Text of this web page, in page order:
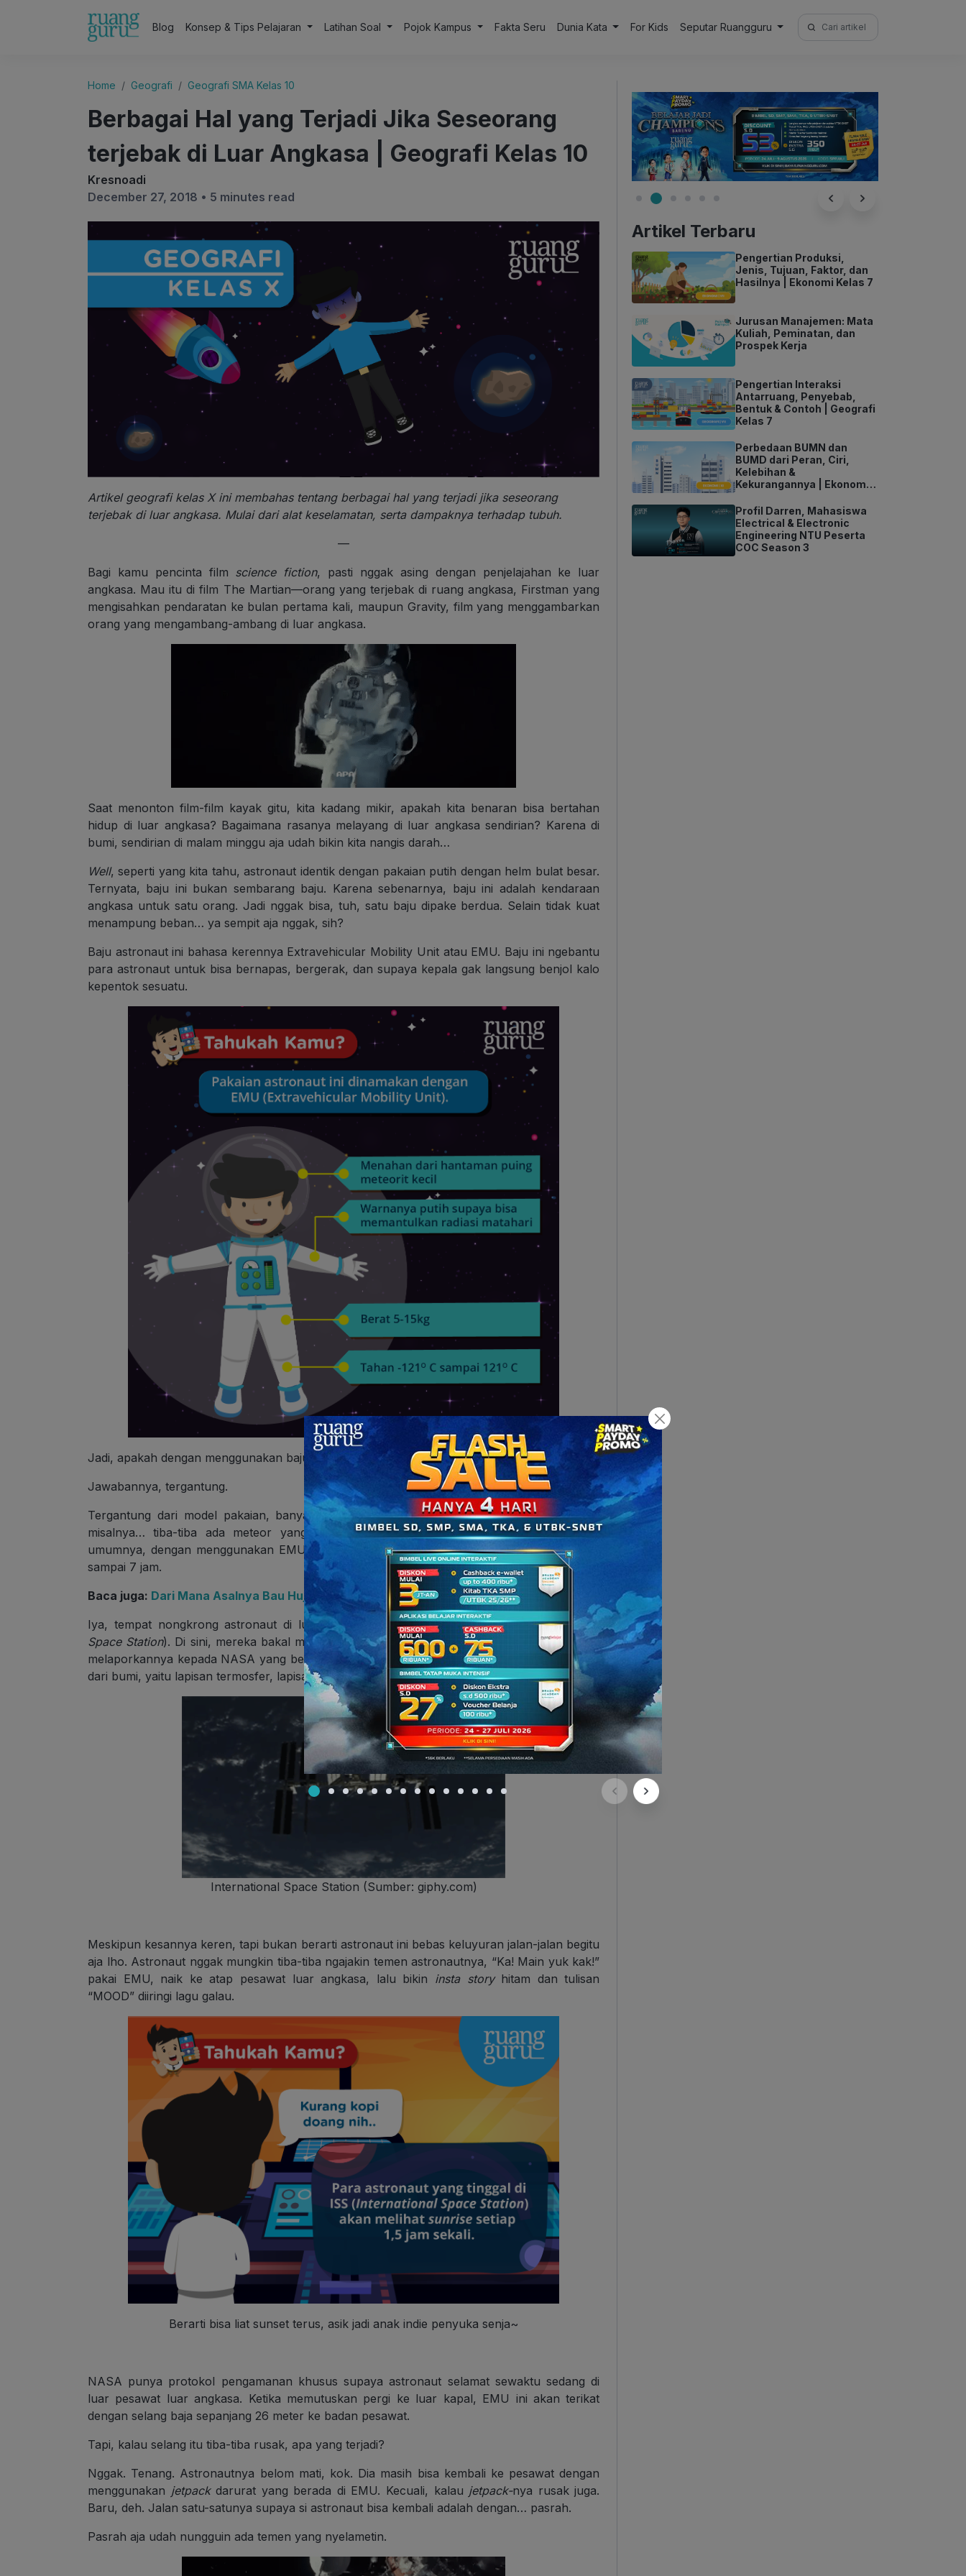
Blog Konsep & Tips Pelajaran Latihan Soal Pojok Kampus Fakta Seru Dunia Kata For Kids Seputar Ruangguru
Search
for:
Home Geografi Geografi SMA Kelas 10
Berbagai Hal yang Terjadi Jika Seseorang
terjebak di Luar Angkasa | Geografi Kelas 10
Kresnoadi
December 27, 2018 • 5 minutes read
Artikel geografi kelas X ini membahas tentang berbagai hal yang terjadi jika seseorang
terjebak di luar angkasa. Mulai dari alat keselamatan, serta dampaknya terhadap tubuh.
—
Bagi kamu pencinta film science fiction, pasti nggak asing dengan penjelajahan ke luar
angkasa. Mau itu di film The Martian—orang yang terjebak di ruang angkasa, Firstman yang
mengisahkan pendaratan ke bulan pertama kali, maupun Gravity, film yang menggambarkan
orang yang mengambang-ambang di luar angkasa.
Saat menonton film-film kayak gitu, kita kadang mikir, apakah kita benaran bisa bertahan
hidup di luar angkasa? Bagaimana rasanya melayang di luar angkasa sendirian? Karena di
bumi, sendirian di malam minggu aja udah bikin kita nangis darah…
Well, seperti yang kita tahu, astronaut identik dengan pakaian putih dengan helm bulat besar.
Ternyata, baju ini bukan sembarang baju. Karena sebenarnya, baju ini adalah kendaraan
angkasa untuk satu orang. Jadi nggak bisa, tuh, satu baju dipake berdua. Selain tidak kuat
menampung beban… ya sempit aja nggak, sih?
Baju astronaut ini bahasa kerennya Extravehicular Mobility Unit atau EMU. Baju ini ngebantu
para astronaut untuk bisa bernapas, bergerak, dan supaya kepala gak langsung benjol kalo
kepentok sesuatu.
Jadi, apakah dengan menggunakan baju ini akan membuat kita bisa hidup di luar angkasa?
Jawabannya, tergantung.
Tergantung dari model pakaian, banyaknya oksigen yang dibawa, dan hal-hal lain kayak
misalnya… tiba-tiba ada meteor yang nabrak begitu aja. Apabila kondisi baik-baik aja,
umumnya, dengan menggunakan EMU, astronaut bisa bertahan di luar kapal luar angkasa
sampai 7 jam.
Baca juga: Dari Mana Asalnya Bau Hujan?
Iya, tempat nongkrong astronaut di luar angkasa biasa disebut dengan ISS (International
Space Station). Di sini, mereka bakal mengontrol segala hal yang terjadi di luar angkasa dan
melaporkannya kepada NASA yang berada di bumi. ISS ini berada di ketinggian 300-400 km
dari bumi, yaitu lapisan termosfer, lapisan yang sama denganterbentuknya aurora.
International Space Station (Sumber: giphy.com)
Meskipun kesannya keren, tapi bukan berarti astronaut ini bebas keluyuran jalan-jalan begitu
aja lho. Astronaut nggak mungkin tiba-tiba ngajakin temen astronautnya, “Ka! Main yuk kak!”
pakai EMU, naik ke atap pesawat luar angkasa, lalu bikin insta storyhitam dan tulisan
“MOOD” diiringi lagu galau.
Berarti bisa liat sunset terus, asik jadi anak indie penyuka senja~
NASA punya protokol pengamanan khusus supaya astronaut selamat sewaktu sedang di
luar pesawat luar angkasa. Ketika memutuskan pergi ke luar kapal, EMU ini akan terikat
dengan selang baja sepanjang 26 meter ke badan pesawat.
Tapi, kalau selang itu tiba-tiba rusak, apa yang terjadi?
Nggak. Tenang. Astronautnya belom mati, kok. Dia masih bisa kembali ke pesawat dengan
menggunakan jetpackdarurat yang berada di EMU. Kecuali, kalau jetpack-nya rusak juga.
Baru, deh. Jalan satu-satunya supaya si astronaut bisa kembali adalah dengan… pasrah.
Pasrah aja udah nungguin ada temen yang nyelametin.
Artikel Terbaru
Pengertian Produksi,
Jenis, Tujuan, Faktor, dan
Hasilnya | Ekonomi Kelas 7
Jurusan Manajemen: Mata
Kuliah, Peminatan, dan
Prospek Kerja
Pengertian Interaksi
Antarruang, Penyebab,
Bentuk & Contoh | Geografi
Kelas 7
Perbedaan BUMN dan
BUMD dari Peran, Ciri,
Kelebihan &
Kekurangannya | Ekonomi
Profil Darren, Mahasiswa
Electrical & Electronic
Engineering NTU Peserta
COC Season 3